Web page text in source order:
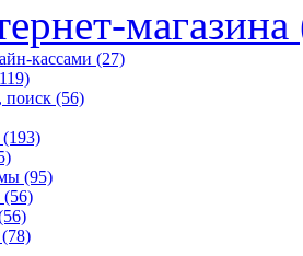
магазина
кассами (27)
поиск (56)
(193)
(95)
(56)
(78)